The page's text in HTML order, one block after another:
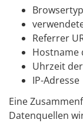
Referrer
Hostname
Uhrzeit
IP-Adresse
Eine
Datenquellen